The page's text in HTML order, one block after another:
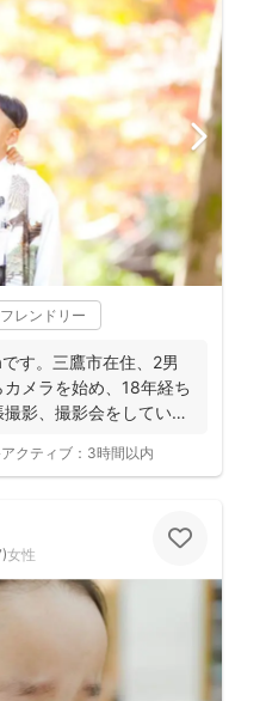
レンドリー
す。三鷹市在住、2男
メラを始め、18年経ち
影、撮影会をしていま
クティブ： 3時間以内
)女性